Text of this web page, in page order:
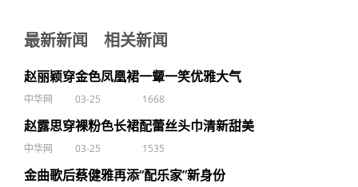
最新新闻 相关新闻
赵丽颖穿金色凤凰裙一颦一笑优雅大气
中华网 03-25 1668
赵露思穿裸粉色长裙配蕾丝头巾清新甜美
中华网 03-25 1535
金曲歌后蔡健雅再添“配乐家”新身份